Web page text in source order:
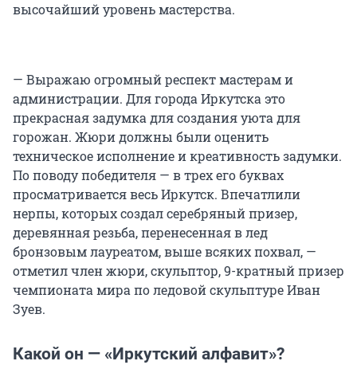
высочайший уровень мастерства.
— Выражаю огромный респект мастерам и
администрации. Для города Иркутска это
прекрасная задумка для создания уюта для
горожан. Жюри должны были оценить
техническое исполнение и креативность задумки.
По поводу победителя — в трех его буквах
просматривается весь Иркутск. Впечатлили
нерпы, которых создал серебряный призер,
деревянная резьба, перенесенная в лед
бронзовым лауреатом, выше всяких похвал, —
отметил член жюри, скульптор, 9-кратный призер
чемпионата мира по ледовой скульптуре Иван
Зуев.
Какой он — «Иркутский алфавит»?